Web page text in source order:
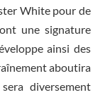
White pour de
une signature
ainsi des
aboutira
diversement